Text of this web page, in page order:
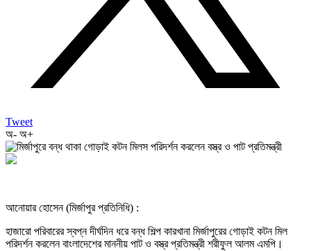
Tweet
অ- অ+
আনোয়ার হোসেন (মির্জাপুর প্রতিনিধি) :
হাজারো পরিবারের স্বপ্ন দীর্ঘদিন ধরে বন্ধ শিল্প কারখানা মির্জাপুরের গোড়াই কটন মিল
পরিদর্শন করলেন বাংলাদেশের মাননীয় পাট ও বস্ত্র প্রতিমন্ত্রী শরীফুল আলম এমপি।